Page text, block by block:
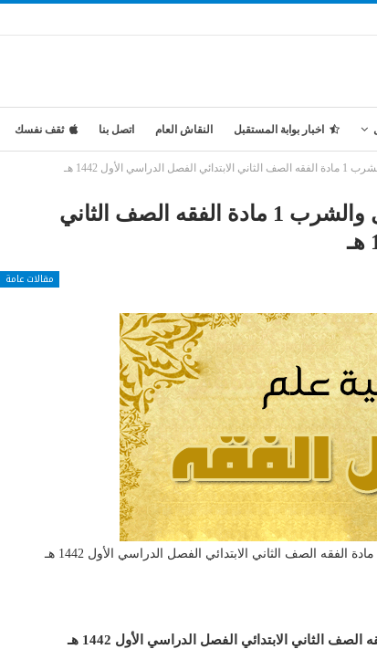
اخبار بوابة المستقبل النقاش العام اتصل بنا ثقف نفسك
1442 هـ
تحضير المستقبل من عين آداب الأكل والشرب 1 مادة الفقه الصف الثاني
مقالات عامة
الصف الثاني الابتدائي الفصل الدراسي الأول 1442 هـ
الصف الثاني الابتدائي الفصل الدراسي الأول 1442 هـ